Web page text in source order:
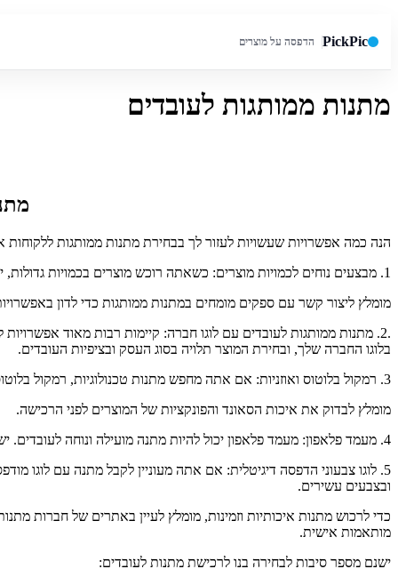
PickPic הדפסה על מוצרים
חיפוש באתר
מתנות ממותגות לעובדים
הנה כמה אפשרויות שעשויות לעזור לך בבחירת מתנות ממותגות ללקוחות
1. מבצעים נוחים לכמויות מוצרים: כשאתה רוכש מוצרים בכמויות גדולות, ייתכן ותוכל להשיג הטבות מיוחדות, כגון הנחות על מחיר היחידה או תנאים מיוחדים למשלוח.
מומלץ ליצור קשר עם ספקים מומחים במתנות ממותגות כדי לדון
.2. מתנות ממותגות לעובדים עם לוגו חברה: קיימות רבות מאוד
בלוגו החברה שלך, ובחירת המוצר תלויה בסוג העסק ובציפיות העובדים.
3. רמקול בלוטוס ואוזניות: אם אתה מחפש מתנות טכנולוגיות, רמקול בלוטוס ואוזניות הם בחירות פופולריות. ישנם מגוון רחב של רמקולים בלוטוס ואוזניות בשוק, ותוכל לבחור את הדגם המתאים לצרכים שלך.
מומלץ לבדוק את איכות הסאונד והפונקציות של המוצרים לפני הרכישה.
4. מעמד פלאפון: מעמד פלאפון יכול להיות מתנה מועילה ונוחה לעובדים. ישנם מעמדים עם מגוון פונקציות כמו טעינה אלחוטית, התקנת פלאפון ברוחבים שונים ועוד. זהו מוצר שיכול להיות ממותג עם לוגו החברה שלך.
5. לוגו צבעוני הדפסה דיגיטלית: אם אתה מעוניין לקבל מתנה עם לוגו
ובצבעים עשירים.
כדי לרכוש מתנות איכותיות וזמינות, מומלץ לעיין באתרים של חברות
מותאמות אישית.
ישנם מספר סיבות לבחירה בנו לרכישת מתנות לעובדים: